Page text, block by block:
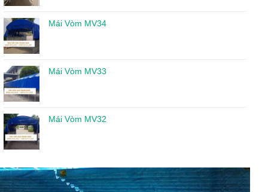
Mái Vòm MV34
Mái Vòm MV33
Mái Vòm MV32